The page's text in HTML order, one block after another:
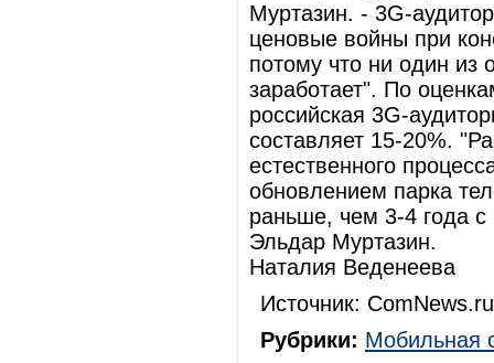
Муртазин. - 3G-
ценовые войны при
потому что ни один из
заработает". По
российская 3G-
составляет 15-20%.
естественного
обновлением парка
раньше, чем 3-4 года с
Эльдар Муртазин.
Наталия Веденеева
Источник:
Рубрики: Мобильная